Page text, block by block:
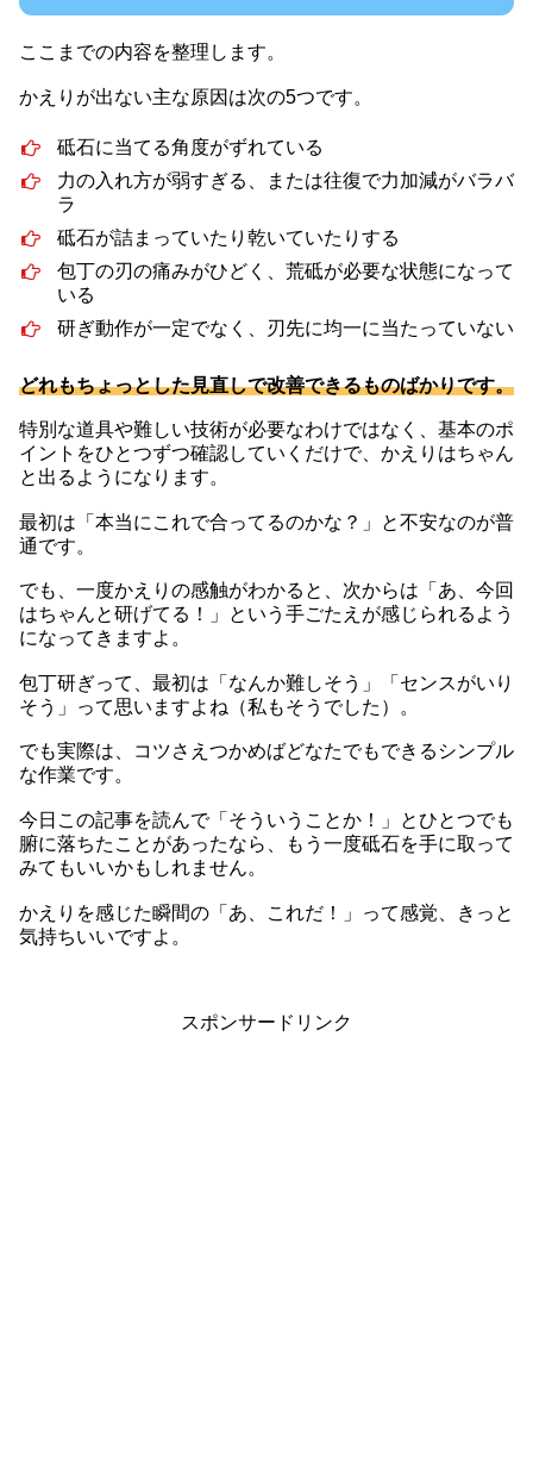
ここまでの内容を整理します。
かえりが出ない主な原因は次の5つです。
砥石に当てる角度がずれている
力の入れ方が弱すぎる、または往復で力加減がバラバ
ラ
砥石が詰まっていたり乾いていたりする
包丁の刃の痛みがひどく、荒砥が必要な状態になって
いる
研ぎ動作が一定でなく、刃先に均一に当たっていない
どれもちょっとした見直しで改善できるものばかりです。
特別な道具や難しい技術が必要なわけではなく、基本のポ
イントをひとつずつ確認していくだけで、かえりはちゃん
と出るようになります。
最初は「本当にこれで合ってるのかな？」と不安なのが普
通です。
でも、一度かえりの感触がわかると、次からは「あ、今回
はちゃんと研げてる！」という手ごたえが感じられるよう
になってきますよ。
包丁研ぎって、最初は「なんか難しそう」「センスがいり
そう」って思いますよね（私もそうでした）。
でも実際は、コツさえつかめばどなたでもできるシンプル
な作業です。
今日この記事を読んで「そういうことか！」とひとつでも
腑に落ちたことがあったなら、もう一度砥石を手に取って
みてもいいかもしれません。
かえりを感じた瞬間の「あ、これだ！」って感覚、きっと
気持ちいいですよ。
スポンサードリンク